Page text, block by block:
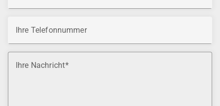
Ihre Telefonnummer
Ihre Nachricht